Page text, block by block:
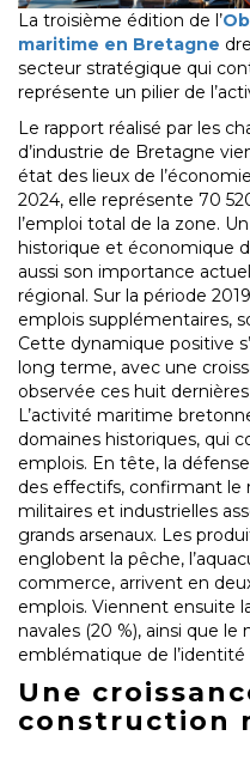
La troisième édition de l’
maritime en Bretagne
secteur stratégique qui
représente un pilier de
Le rapport réalisé par les
d’industrie de Bretagne
état des lieux de
2024, elle représente 70
l’emploi total de la zone.
historique et économique
aussi son importance
régional. Sur la période
emplois supplémentaires,
Cette dynamique positive
long terme, avec une
observée ces huit
L’activité maritime
domaines historiques, qui
emplois. En tête, la
des effectifs, confirmant le
militaires et industrielles
grands arsenaux. Les
englobent la pêche,
commerce, arrivent en
emplois. Viennent ensuite
navales (20 %), ainsi que le
emblématique de
Une
construction